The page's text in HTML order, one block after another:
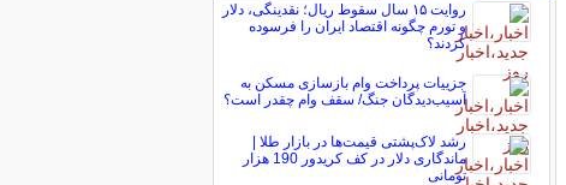
روایت ۱۵ سال سقوط ریال؛ نقدینگی، دلار
و تورم چگونه اقتصاد ایران را فرسوده
کردند؟
جزییات پرداخت وام بازسازی مسکن به
آسیب‌دیدگان جنگ/ سقف وام چقدر است؟
رشد لاک‌پشتی قیمت‌ها در بازار طلا |
ماندگاری دلار در کف کریدور 190 هزار
تومانی